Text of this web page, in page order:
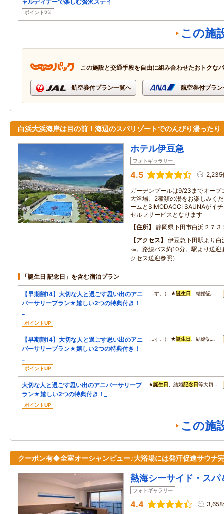
ャルディナーで楽しむ贅沢ステイ
ポイント2%
この施
この施設と交通手段を自由に組み合わせたおトクな
航空券付プラン一覧へ 航空券付プラ
白浜大浜海岸は目の前！海辺のスパリゾートでのんびり湯ったり
ホテル伊豆急
フォトギャラリー
4.5 2,235
ガーデンプールは9/23までオープ
大浴場、2種類の湯をお楽しみく
ームとSIMODACCI SAUNAがイ
セルフサービスとなります
住所
静岡県下田市白浜２７３
アクセス
伊豆急下田駅より
㎞。路線バス約10分。駅より送迎
クセス送迎参照）
「誕生日 記念日」を含む宿泊プラン
【早期割14】大切な人と過ごす思い出のアニ
バーサリープラン★嬉しい2つの特典付き！
ポイントUP
…す。） ★誕生日 、結婚記…
【早期割14】大切な人と過ごす思い出のアニ
バーサリープラン★嬉しい2つの特典付き！
ポイントUP
…す。） ★誕生日 、結婚記…
大切な人と過ごす思い出のアニバーサリープ
ラン★嬉しい2つの特典付き！_
ポイントUP
★誕生日 、結婚記念日等大切…
この施
クーポン有◆全室オーシャンビュー♪大浴場には発汗促進サウナ
熱海シーサイド・スパ
フォトギャラリー
4.4